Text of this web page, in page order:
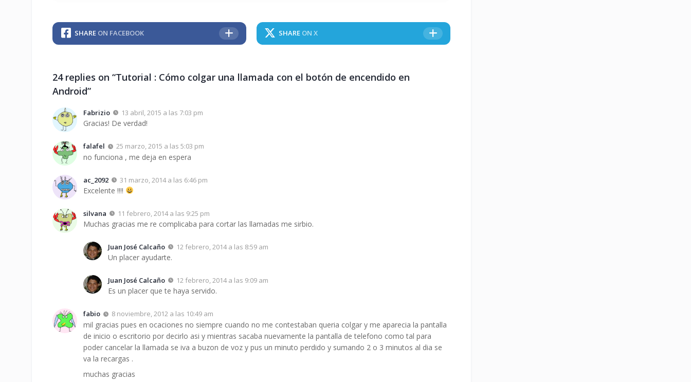
SHARE ON FACEBOOK SHARE ON X
24 replies on “Tutorial : Cómo colgar una llamada con el botón de encendido en
Android”
Fabrizio 13 abril, 2015 a las 7:03 pm
Gracias! De verdad!
falafel 25 marzo, 2015 a las 5:03 pm
no funciona , me deja en espera
ac_2092 31 marzo, 2014 a las 6:46 pm
Excelente !!!!
silvana 11 febrero, 2014 a las 9:25 pm
Muchas gracias me re complicaba para cortar las llamadas me sirbio.
Juan José Calcaño 12 febrero, 2014 a las 8:59 am
Un placer ayudarte.
Juan José Calcaño 12 febrero, 2014 a las 9:09 am
Es un placer que te haya servido.
fabio 8 noviembre, 2012 a las 10:49 am
mil gracias pues en ocaciones no siempre cuando no me contestaban queria colgar y me aparecia la pantalla
de inicio o escritorio por decirlo asi y mientras sacaba nuevamente la pantalla de telefono como tal para
poder cancelar la llamada se iva a buzon de voz y pus un minuto perdido y sumando 2 o 3 minutos al dia se
va la recargas .
muchas gracias